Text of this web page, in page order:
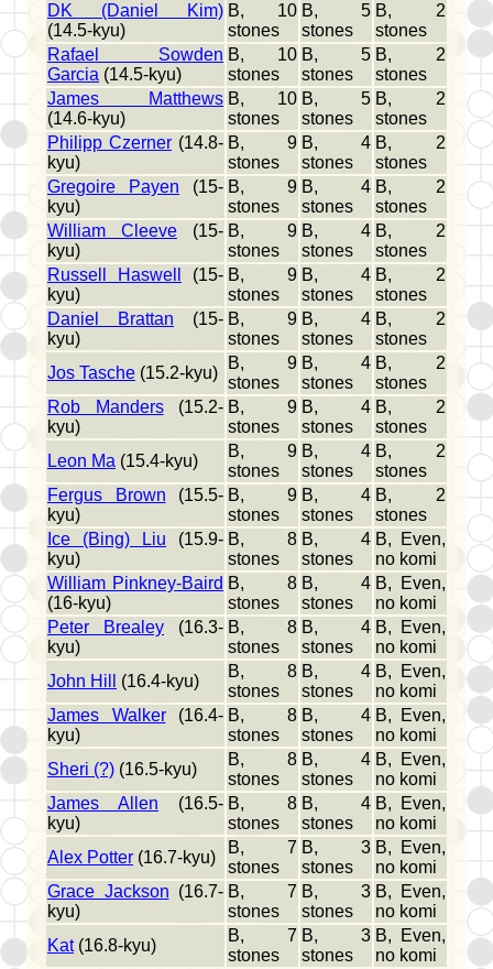
DK (Daniel Kim)
(14.5-kyu)
B, 10
stones
B, 5
stones
B, 2
stones
Rafael Sowden
Garcia (14.5-kyu)
B, 10
stones
B, 5
stones
B, 2
stones
James Matthews
(14.6-kyu)
B, 10
stones
B, 5
stones
B, 2
stones
Philipp Czerner (14.8-
kyu)
B, 9
stones
B, 4
stones
B, 2
stones
Gregoire Payen (15-
kyu)
B, 9
stones
B, 4
stones
B, 2
stones
William Cleeve (15-
kyu)
B, 9
stones
B, 4
stones
B, 2
stones
Russell Haswell
(15-
kyu)
B, 9
stones
B, 4
stones
B, 2
stones
Daniel Brattan (15-
kyu)
B, 9
stones
B, 4
stones
B, 2
stones
Jos Tasche (15.2-kyu)
B, 9
stones
B, 4
stones
B, 2
stones
Rob Manders(15.2-
kyu)
B, 9
stones
B, 4
stones
B, 2
stones
Leon Ma (15.4-kyu)
B, 9
stones
B, 4
stones
B, 2
stones
Fergus Brown (15.5-
kyu)
B, 9
stones
B, 4
stones
B, 2
stones
Ice (Bing) Liu (15.9-
kyu)
B, 8
stones
B, 4
stones
B, Even,
no komi
William Pinkney-Baird
(16-kyu)
B, 8
stones
B, 4
stones
B, Even,
no komi
Peter Brealey (16.3-
kyu)
B, 8
stones
B, 4
stones
B, Even,
no komi
John Hill
(16.4-kyu)
B, 8
stones
B, 4
stones
B, Even,
no komi
James Walker(16.4-
kyu)
B, 8
stones
B, 4
stones
B, Even,
no komi
Sheri (?) (16.5-kyu)
B, 8
stones
B, 4
stones
B, Even,
no komi
James Allen (16.5-
kyu)
B, 8
stones
B, 4
stones
B, Even,
no komi
Alex Potter (16.7-kyu)
B, 7
stones
B, 3
stones
B, Even,
no komi
Grace Jackson (16.7-
kyu)
B, 7
stones
B, 3
stones
B, Even,
no komi
Kat(16.8-kyu)
B, 7
stones
B, 3
stones
B, Even,
no komi